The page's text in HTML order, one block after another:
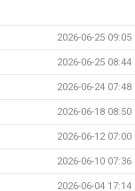
2026-06-25 09:05
2026-06-25 08:44
2026-06-24 07:48
2026-06-18 08:50
2026-06-12 07:00
2026-06-10 07:36
2026-06-04 17:14